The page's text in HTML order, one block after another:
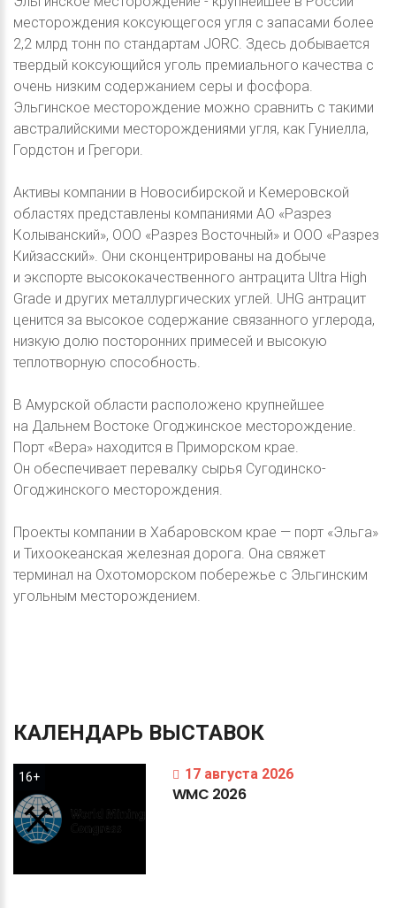
месторождения коксующегося угля с запасами более
2,2 млрд тонн по стандартам JORC. Здесь добывается
твердый коксующийся уголь премиального качества с
очень низким содержанием серы и фосфора.
Эльгинское месторождение можно сравнить с такими
австралийскими месторождениями угля, как Гуниелла,
Гордстон и Грегори.
Активы компании в Новосибирской и Кемеровской
областях представлены компаниями АО «Разрез
Колыванский», ООО «Разрез Восточный» и ООО «Разрез
Кийзасский». Они сконцентрированы на добыче
и экспорте высококачественного антрацита Ultra High
Grade и других металлургических углей. UHG антрацит
ценится за высокое содержание связанного углерода,
низкую долю посторонних примесей и высокую
теплотворную способность.
В Амурской области расположено крупнейшее
на Дальнем Востоке Огоджинское месторождение.
Порт «Вера» находится в Приморском крае.
Он обеспечивает перевалку сырья Сугодинско-
Огоджинского месторождения.
Проекты компании в Хабаровском крае — порт «Эльга»
и Тихоокеанская железная дорога. Она свяжет
терминал на Охотоморском побережье с Эльгинским
угольным месторождением.
КАЛЕНДАРЬ ВЫСТАВОК
16+ 17 августа 2026
WMC 2026